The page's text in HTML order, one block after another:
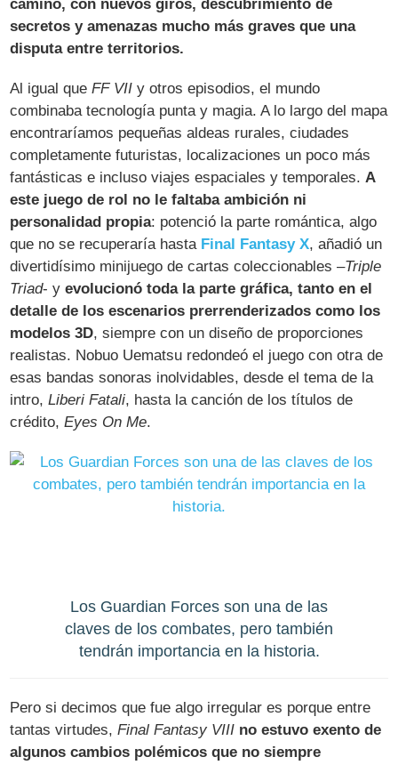
camino, con nuevos giros, descubrimiento de
secretos y amenazas mucho más graves que una
disputa entre territorios.
Al igual queFF VII y otros episodios, el mundo
combinaba tecnología punta y magia. A lo largo del mapa
encontraríamos pequeñas aldeas rurales, ciudades
completamente futuristas, localizaciones un poco más
fantásticas e incluso viajes espaciales y temporales.A
este juego de rol no le faltaba ambición ni
personalidad propia: potenció la parte romántica, algo
que no se recuperaría hasta Final Fantasy X, añadió un
divertidísimo minijuego de cartas coleccionables –Triple
Triad- yevolucionó toda la parte gráfica, tanto en el
detalle de los escenarios prerrenderizados como los
modelos 3D, siempre con un diseño de proporciones
realistas. Nobuo Uematsu redondeó el juego con otra de
esas bandas sonoras inolvidables, desde el tema de la
intro,Liberi Fatali, hasta la canción de los títulos de
crédito,Eyes On Me.
Los Guardian Forces son una de las
claves de los combates, pero también
tendrán importancia en la historia.
Pero si decimos que fue algo irregular es porque entre
tantas virtudes,Final Fantasy VIII no estuvo exento de
algunos cambios polémicos que no siempre